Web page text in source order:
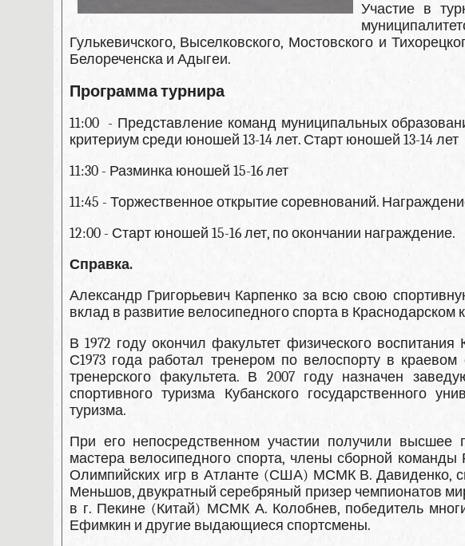
Участие в
Гулькевичского, Выселковского, Мостовского и
Белореченска и Адыгеи.
Программа турнира
11:00 - Представление команд муниципальных
критериум среди юношей 13-14 лет. Старт юношей 13-14 лет
11:30 - Разминка юношей 15-16 лет
11:45 - Торжественное открытие соревнований.
12:00 - Старт юношей 15-16 лет, по окончании награждение.
Справка.
Александр Григорьевич Карпенко за всю свою
вклад в развитие велосипедного спорта в Краснодарском
В 1972 году окончил факультет физического воспитания
С1973 года работал тренером по велоспорту в
тренерского факультета. В 2007 году назначен
спортивного туризма Кубанского государственного
туризма.
При его непосредственном участии получили высшее
мастера велосипедного спорта, члены сборной
Олимпийских игр в Атланте (США) МСМК В. Давиденко,
Меньшов, двукратный серебряный призер чемпионатов
в г. Пекине (Китай) МСМК А. Колобнев, победитель
Ефимкин и другие выдающиеся спортсмены.